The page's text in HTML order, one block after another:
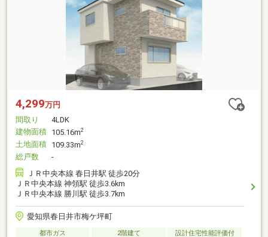
4,299万円
間取り
4LDK
建物面積 105.16m2
土地面積 109.33m2
総戸数
-
ＪＲ中央本線 春日井駅 徒歩20分
ＪＲ中央本線 神領駅 徒歩3.6km
ＪＲ中央本線 勝川駅 徒歩3.7km
愛知県春日井市梅ケ坪町
都市ガス 2階建て 設計住宅性能評価付